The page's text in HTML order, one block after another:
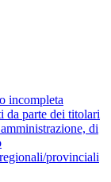
incompleta
da parte dei titolari
di
provinciali